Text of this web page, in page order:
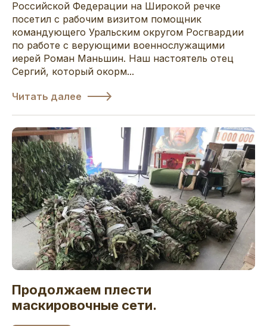
Российской Федерации на Широкой речке
посетил с рабочим визитом помощник
командующего Уральским округом Росгвардии
по работе с верующими военнослужащими
иерей Роман Маньшин. Наш настоятель отец
Сергий, который окорм...
Читать далее
Продолжаем плести
маскировочные сети.